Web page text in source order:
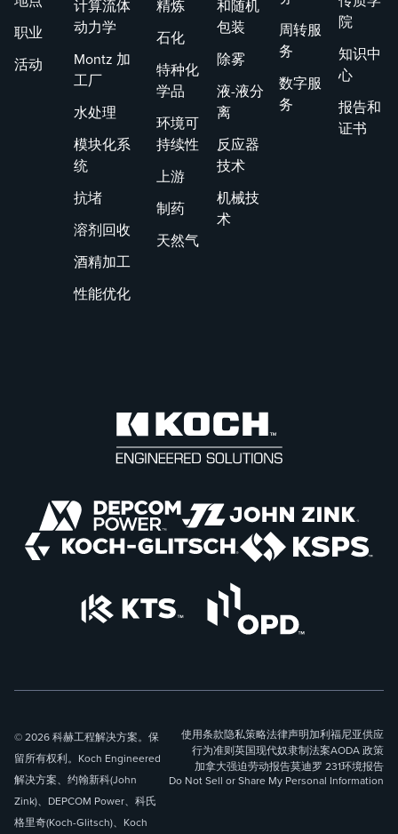
职业
活动
计算流体
动力学
Montz 加
工厂
水处理
模块化系
统
抗堵
溶剂回收
酒精加工
性能优化
精炼
石化
特种化
学品
环境可
持续性
上游
制药
天然气
和随机
包装
除雾
液-液分
离
反应器
技术
机械技
术
周转服
务
数字服
务
院
知识中
心
报告和
证书
© 2026 科赫工程解决方案。保
留所有权利。Koch Engineered
解决方案、约翰新科(John
Zink)、DEPCOM Power、科氏
格里奇(Koch-Glitsch)、Koch
使用条款隐私策略法律声明加利福尼亚供应
行为准则英国现代奴隶制法案AODA 政策
加拿大强迫劳动报告莫迪罗 231环境报告
Do Not Sell or Share My Personal Information